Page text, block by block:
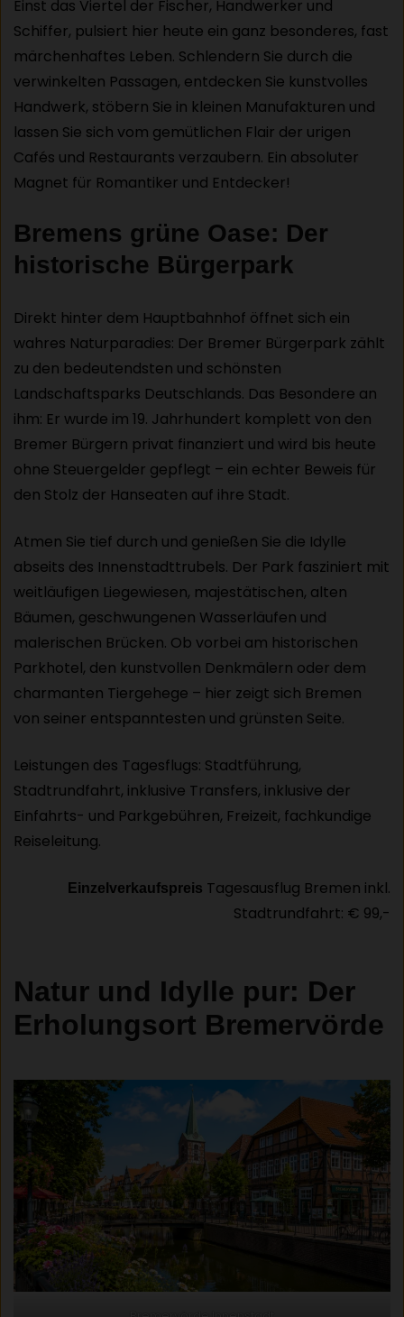
Einst das Viertel der Fischer, Handwerker und
Schiffer, pulsiert hier heute ein ganz besonderes, fast
märchenhaftes Leben. Schlendern Sie durch die
verwinkelten Passagen, entdecken Sie kunstvolles
Handwerk, stöbern Sie in kleinen Manufakturen und
lassen Sie sich vom gemütlichen Flair der urigen
Cafés und Restaurants verzaubern. Ein absoluter
Magnet für Romantiker und Entdecker!
Bremens grüne Oase: Der
historische Bürgerpark
Direkt hinter dem Hauptbahnhof öffnet sich ein
wahres Naturparadies: Der Bremer Bürgerpark zählt
zu den bedeutendsten und schönsten
Landschaftsparks Deutschlands. Das Besondere an
ihm: Er wurde im 19. Jahrhundert komplett von den
Bremer Bürgern privat finanziert und wird bis heute
ohne Steuergelder gepflegt – ein echter Beweis für
den Stolz der Hanseaten auf ihre Stadt.
Atmen Sie tief durch und genießen Sie die Idylle
abseits des Innenstadttrubels. Der Park fasziniert mit
weitläufigen Liegewiesen, majestätischen, alten
Bäumen, geschwungenen Wasserläufen und
malerischen Brücken. Ob vorbei am historischen
Parkhotel, den kunstvollen Denkmälern oder dem
charmanten Tiergehege – hier zeigt sich Bremen
von seiner entspanntesten und grünsten Seite.
Leistungen des Tagesflugs: Stadtführung,
Stadtrundfahrt, inklusive Transfers, inklusive der
Einfahrts- und Parkgebühren, Freizeit, fachkundige
Reiseleitung.
Einzelverkaufspreis Tagesausflug Bremen inkl.
Stadtrundfahrt: € 99,-
Natur und Idylle pur: Der
Erholungsort Bremervörde